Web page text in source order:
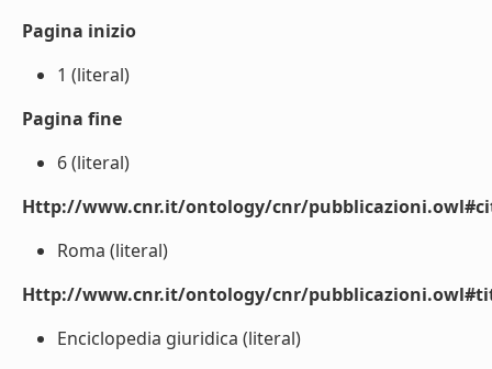
Pagina inizio
1 (literal)
Pagina fine
6 (literal)
Http://www.cnr.it/ontology/cnr/
Roma (literal)
Http://www.cnr.it/ontology/cnr/
Enciclopedia giuridica (literal)